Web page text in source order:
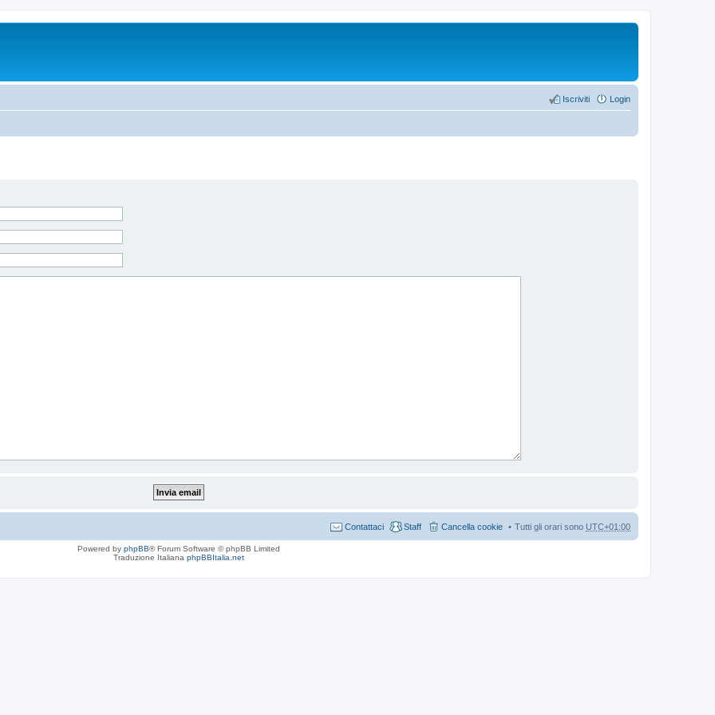
Login
Iscriviti
Tutti gli orari sono UTC+01:00
Cancella cookie
Staff
Contattaci
Powered by phpBB® Forum Software © phpBB Limited
Traduzione Italiana phpBBItalia.net